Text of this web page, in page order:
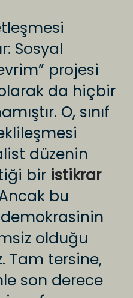
Sosyal
projesi
da hiçbir
O, sınıf
düzenin
bir istikrar
bu
olduğu
Tam tersine,
son derece